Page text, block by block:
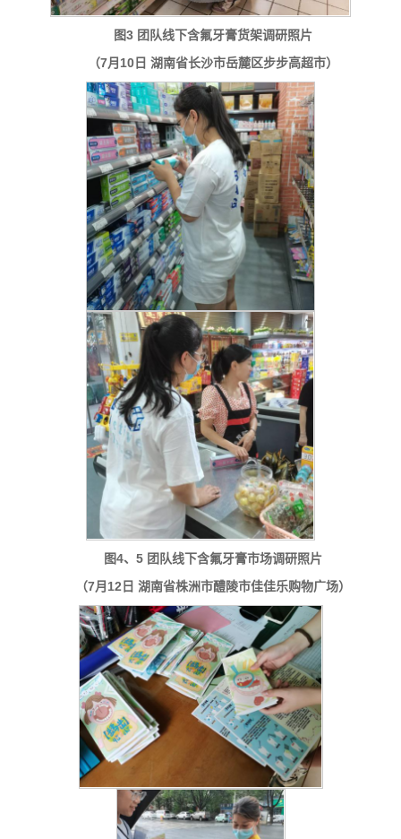
图3 团队线下含氟牙膏货架调研照片
（7月10日 湖南省长沙市岳麓区步步高超市）
图4、5 团队线下含氟牙膏市场调研照片
（7月12日 湖南省株洲市醴陵市佳佳乐购物广场）